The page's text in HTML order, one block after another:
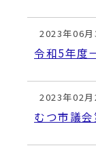
2023年06月
令和5年度
2023年02月
むつ市議